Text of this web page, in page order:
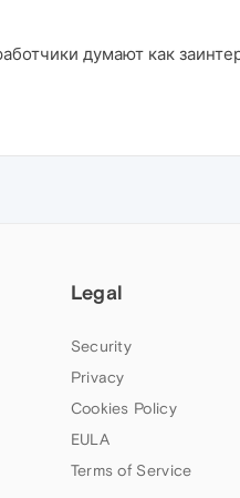
думают как
Legal
Security
Privacy
Cookies Policy
EULA
Terms of Service